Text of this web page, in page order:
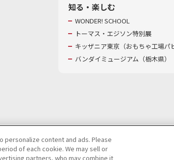
知る・楽しむ
WONDER! SCHOOL
トーマス・エジソン特別展
キッザニア東京（おもちゃ工場パ
バンダイミュージアム（栃木県）
情報等の取り扱いに関する保護方針
personalize content and ads. Please
of each cookie. We may sell or
partners, who may combine it